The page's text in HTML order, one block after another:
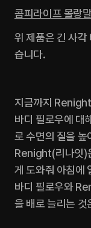
콤피라이프 몰랑
위 제품은 긴 사각
습니다.
지금까지
바디 필로우에 대
로 수면의 질을
Renight(리나잇)
게 도와줘 아침에
바디 필로우와
을 배로 늘리는 것